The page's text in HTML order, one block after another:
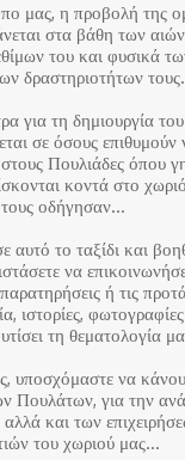
μας, η προβολή της
στα βάθη των
του και φυσικά
δραστηριοτήτων
για τη δημιουργία
σε όσους
Πουλιάδες όπου
κοντά στο
τους οδήγησαν…
αυτό το ταξίδι και
να
ή τις
ιστορίες,
τη θεματολογία
υποσχόμαστε να
Πουλάτων, για την
και των
του χωριού μας…